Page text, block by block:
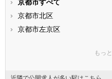
静岡県
滋賀県
兵庫県
山口県
京都市すべて
京都市北区
京都市左京区
もっ